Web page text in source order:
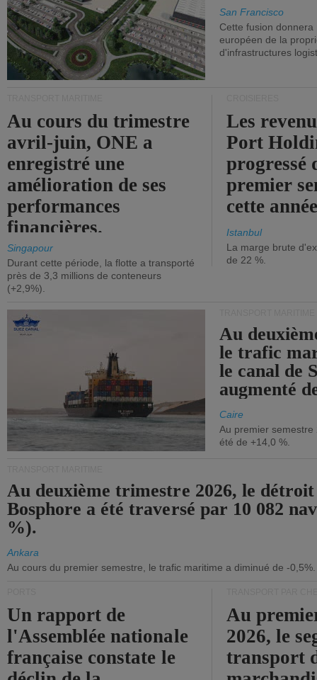
San Francisco
Cette fusion
européen de la
d'infrastructures
Au cours du trimestre
avril-juin, ONE a
enregistré une
amélioration de ses
performances
financières.
Singapour
Durant cette période, la flotte a transporté
près de 3,3 millions de conteneurs
(+2,9%).
Les
Port
progressé
premier
cette
Istanbul
La marge brute
de 22 %.
Au
le trafic
le canal de
augmenté
Caire
Au premier
été de +14,0 %.
Au deuxième trimestre 2026, le
Bosphore a été traversé par 10 082
%).
Ankara
Au cours du premier semestre, le trafic maritime a diminué de -0,5%.
Un rapport de
l'Assemblée nationale
française constate le
Au
2026, le
transport